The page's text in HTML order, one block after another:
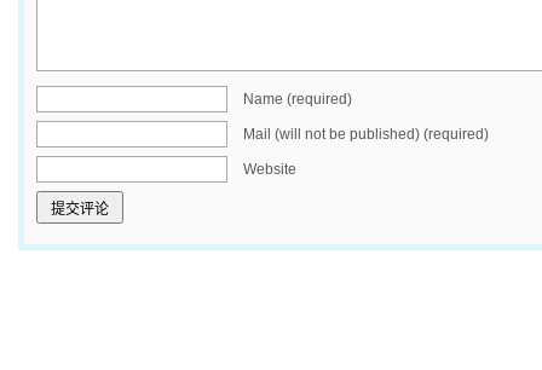
Name (required)
Mail (will not be published) (required)
Website